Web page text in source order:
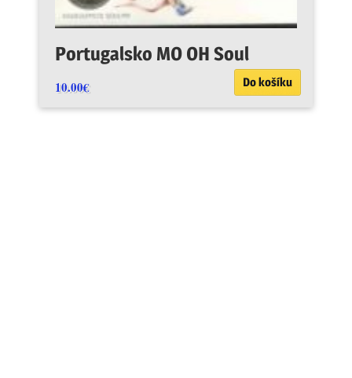
Portugalsko MO OH Soul
10.00€ Do košíku